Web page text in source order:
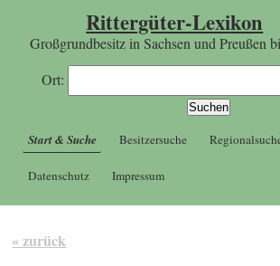
Rittergüter-Lexikon
Großgrundbesitz in Sachsen und Preußen
Ort:
Start & Suche Besitzersuche
Datenschutz Impressum
« zurück